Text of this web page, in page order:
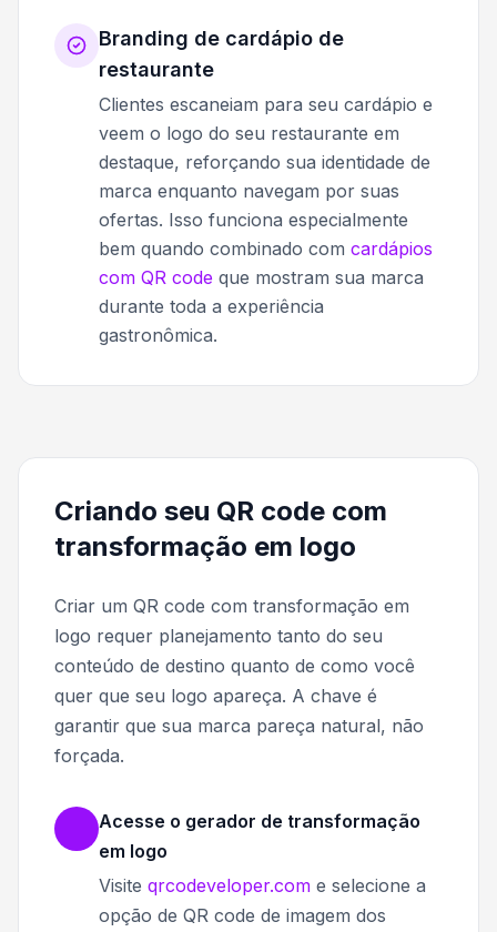
Branding de cardápio de
restaurante
Clientes escaneiam para seu cardápio e
veem o logo do seu restaurante em
destaque, reforçando sua identidade de
marca enquanto navegam por suas
ofertas. Isso funciona especialmente
bem quando combinado com cardápios
com QR code que mostram sua marca
durante toda a experiência
gastronômica.
Criando seu QR code com
transformação em logo
Criar um QR code com transformação em
logo requer planejamento tanto do seu
conteúdo de destino quanto de como você
quer que seu logo apareça. A chave é
garantir que sua marca pareça natural, não
forçada.
Acesse o gerador de transformação
em logo
Visite qrcodeveloper.com e selecione a
opção de QR code de imagem dos